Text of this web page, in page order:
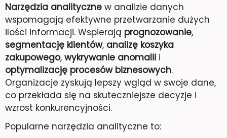
Narzędzia analityczne w analizie danych
wspomagają efektywne przetwarzanie dużych
ilości informacji. Wspierają prognozowanie,
segmentację klientów, analizę koszyka
zakupowego, wykrywanie anomalii i
optymalizację procesów biznesowych.
Organizacje zyskują lepszy wgląd w swoje dane,
co przekłada się na skuteczniejsze decyzje i
wzrost konkurencyjności.
Popularne narzędzia analityczne to: